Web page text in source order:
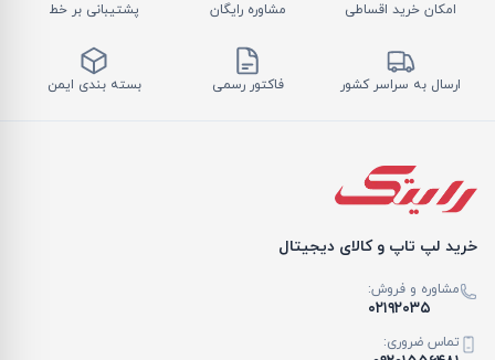
امکان خرید اقساطی مشاوره رایگان پشتیبانی بر خط
ارسال به سراسر کشور فاکتور رسمی بسته بندی ایمن
خرید لپ تاپ و کالای دیجیتال
مشاوره و فروش:
۰۲۱۹۲۰۳۵
تماس ضروری: